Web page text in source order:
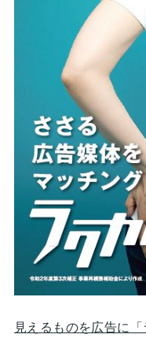
見えるものを広告に